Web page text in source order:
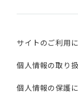
サイトのご利用
個人情報の取り
個人情報の保護